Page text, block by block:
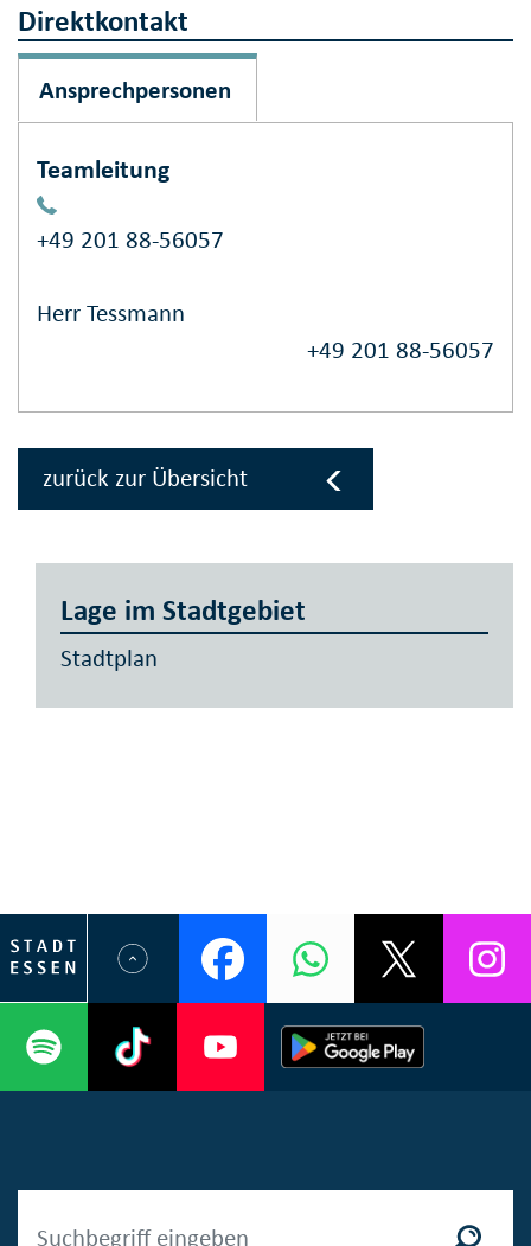
Direktkontakt
Ansprechpersonen
Teamleitung
+49 201 88-56057
Herr Tessmann
+49 201 88-56057
zurück zur Übersicht
Lage im Stadtgebiet
Stadtplan